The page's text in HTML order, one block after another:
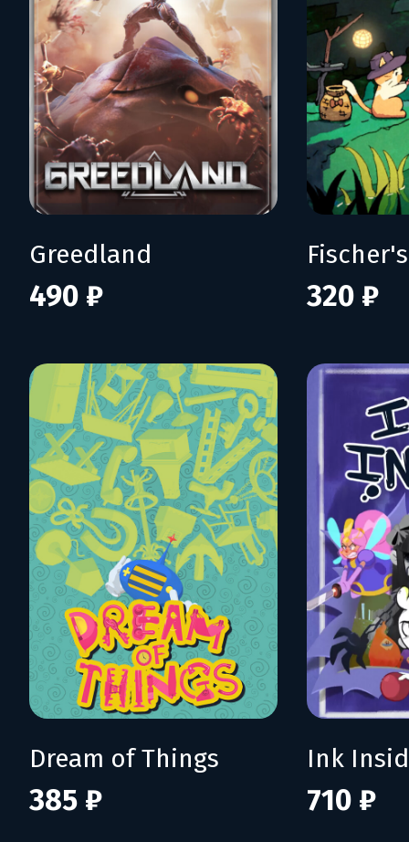
Greedland
490 ₽ 320 ₽
Dream of Things
385 ₽
Ink
710 ₽